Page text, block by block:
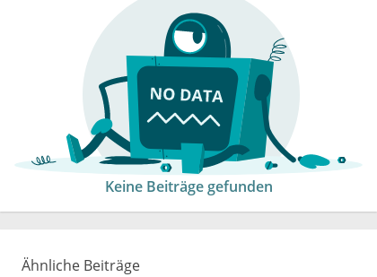
Keine Beiträge gefunden
Ähnliche Beiträge